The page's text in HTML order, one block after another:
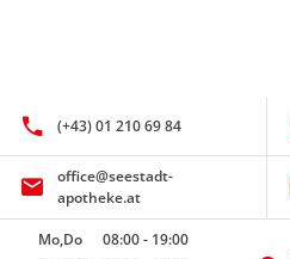
(+43) 01 210 69 84
office@seestadt-
apotheke.at
Mo,Do 08:00- 19:00